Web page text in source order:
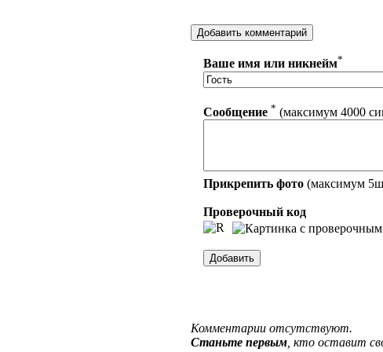
Ваше имя или никнейм*
Сообщение * (максимум 4000
Прикрепить фото (максимум
Проверочный код
Комментарии отсутствуют.
Станьте первым , кто оставит